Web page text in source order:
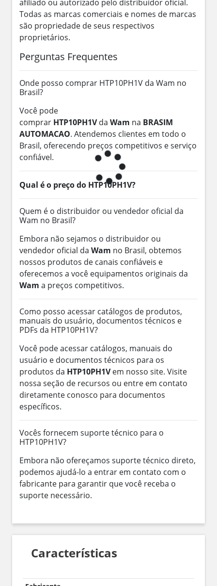
afiliado ou autorizado pelo distribuidor oficial.
Todas as marcas comerciais e nomes de marcas
são propriedade de seus respectivos
proprietários.
Perguntas Frequentes
Onde posso comprar HTP10PH1V da Wam no
Brasil?
Você pode
comprar HTP10PH1Vda Wam na BRASIM
AUTOMACAO. Atendemos clientes em todo o
Brasil, oferecendo preços competitivos e serviço
confiável.
Qual é o preço do HTP10PH1V?
Quem é o distribuidor ou vendedor oficial da
Wam no Brasil?
Embora não sejamos o distribuidor ou
vendedor oficial da Wam no Brasil, obtemos
nossos produtos de canais confiáveis e
oferecemos a você equipamentos originais da
Wam a preços competitivos.
Como posso acessar catálogos de produtos,
manuais do usuário, documentos técnicos e
PDFs da HTP10PH1V?
Você pode acessar catálogos, manuais do
usuário e documentos técnicos para os
produtos da HTP10PH1Vem nosso site. Visite
nossa seção de recursos ou entre em contato
diretamente conosco para documentos
específicos.
Vocês fornecem suporte técnico para o
HTP10PH1V?
Embora não ofereçamos suporte técnico direto,
podemos ajudá-lo a entrar em contato com o
fabricante para garantir que você receba o
suporte necessário.
Características